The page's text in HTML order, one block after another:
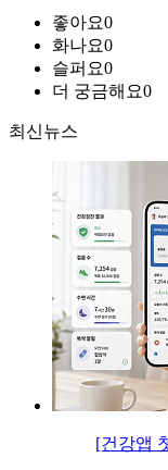
좋아요0
화나요0
슬퍼요0
더 궁금해요0
최신뉴스
[건강앱